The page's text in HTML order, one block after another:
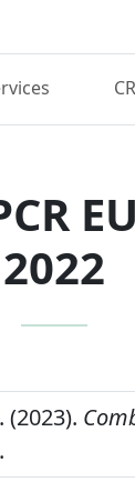
2022
(2023).